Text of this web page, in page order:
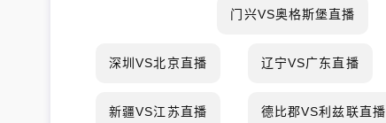
门兴VS奥格斯堡直播
深圳VS北京直播 辽宁VS广东直播
新疆VS江苏直播 德比郡VS利兹联直播